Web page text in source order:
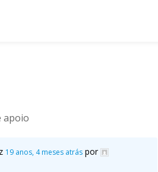
apoio
19 anos, 4 meses atrás por